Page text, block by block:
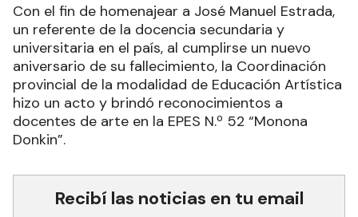
Con el fin de homenajear a José Manuel Estrada,
un referente de la docencia secundaria y
universitaria en el país, al cumplirse un nuevo
aniversario de su fallecimiento, la Coordinación
provincial de la modalidad de Educación Artística
hizo un acto y brindó reconocimientos a
docentes de arte en la EPES N.º 52 “Monona
Donkin”.
Recibí las noticias en tu email